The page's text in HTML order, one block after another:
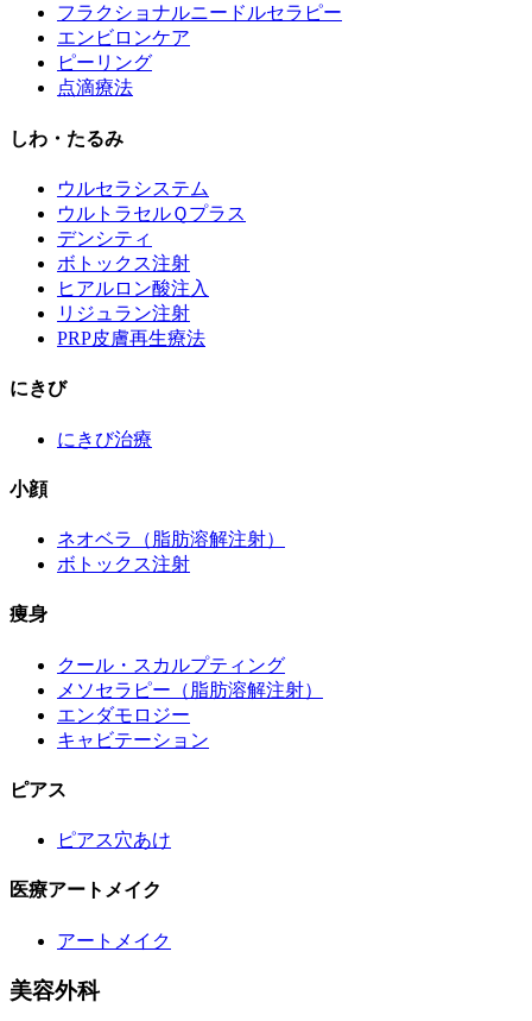
フラクショナルニードルセラピー
エンビロンケア
ピーリング
点滴療法
しわ・たるみ
ウルセラシステム
ウルトラセルＱプラス
デンシティ
ボトックス注射
ヒアルロン酸注入
リジュラン注射
PRP皮膚再生療法
にきび
にきび治療
小顔
ネオベラ（脂肪溶解注射）
ボトックス注射
痩身
クール・スカルプティング
メソセラピー（脂肪溶解注射）
エンダモロジー
キャビテーション
ピアス
ピアス穴あけ
医療アートメイク
アートメイク
美容外科